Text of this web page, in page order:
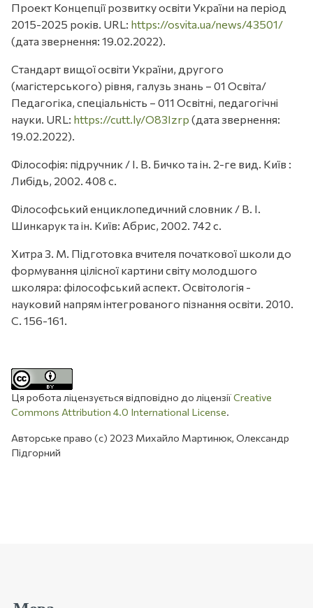
Проект Концепції розвитку освіти України на період
2015-2025 років. URL: https://osvita.ua/news/43501/
(дата звернення: 19.02.2022).
Стандарт вищої освіти України, другого
(магістерського) рівня, галузь знань – 01 Освіта/
Педагогіка, спеціальність – 011 Освітні, педагогічні
науки. URL: https://cutt.ly/O83Izrp (дата звернення:
19.02.2022).
Філософія: підручник / І. В. Бичко та ін. 2-ге вид. Київ :
Либідь, 2002. 408 с.
Філософський енциклопедичний словник / В. І.
Шинкарук та ін. Київ: Абрис, 2002. 742 с.
Хитра З. М. Підготовка вчителя початкової школи до
формування цілісної картини світу молодшого
школяра: філософський аспект. Освітологія -
науковий напрям інтегрованого пізнання освіти. 2010.
С. 156-161.
Ця робота ліцензується відповідно до ліцензіїCreative
Commons Attribution 4.0 International License.
Авторське право (c) 2023 Михайло Мартинюк, Олександр
Підгорний